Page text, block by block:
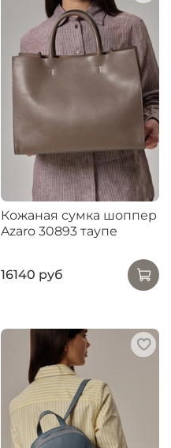
Кожаная сумка шоппер
Azaro 30893 таупе
16140 руб